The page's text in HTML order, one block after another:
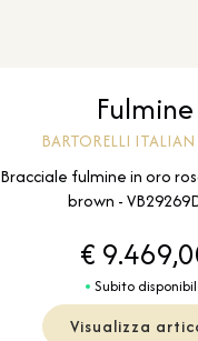
Fulmine
BARTORELLI ITALIAN
Bracciale fulmine in oro
brown -
€
Subito
Visualizza